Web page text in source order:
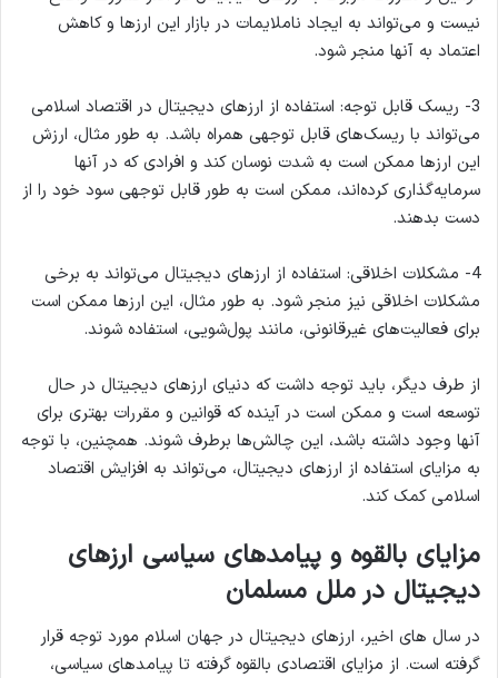
نیست و می‌تواند به ایجاد ناملایمات در بازار این ارزها و کاهش
اعتماد به آنها منجر شود.
3- ریسک قابل توجه: استفاده از ارزهای دیجیتال در اقتصاد اسلامی
می‌تواند با ریسک‌های قابل توجهی همراه باشد. به طور مثال، ارزش
این ارزها ممکن است به شدت نوسان کند و افرادی که در آنها
سرمایه‌گذاری کرده‌اند، ممکن است به طور قابل توجهی سود خود را از
دست بدهند.
4- مشکلات اخلاقی: استفاده از ارزهای دیجیتال می‌تواند به برخی
مشکلات اخلاقی نیز منجر شود. به طور مثال، این ارزها ممکن است
برای فعالیت‌های غیرقانونی، مانند پول‌شویی، استفاده شوند.
از طرف دیگر، باید توجه داشت که دنیای ارزهای دیجیتال در حال
توسعه است و ممکن است در آینده که قوانین و مقررات بهتری برای
آنها وجود داشته باشد، این چالش‌ها برطرف شوند. همچنین، با توجه
به مزایای استفاده از ارزهای دیجیتال، می‌تواند به افزایش اقتصاد
اسلامی کمک کند.
مزایای بالقوه و پیامدهای سیاسی ارزهای
دیجیتال در ملل مسلمان
در سال های اخیر، ارزهای دیجیتال در جهان اسلام مورد توجه قرار
گرفته است. از مزایای اقتصادی بالقوه گرفته تا پیامدهای سیاسی،